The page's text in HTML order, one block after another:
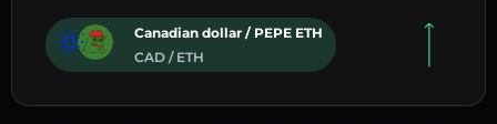
Canadian dollar / PEPE ETH
CAD / ETH